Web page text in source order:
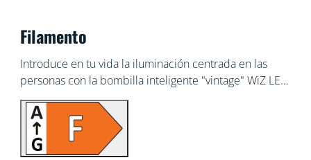
Filamento
Introduce en tu vida la iluminación centrada en las
personas con la bombilla inteligente "vintage" WiZ LED
ST64 Regulable Blancos. Aspecto clásico con
recubrimiento ámbar, perfecta para luminarias
decorativas. Elige entre diferentes tonalidades de luz
blanca cálida y fría para conseguir el mejor ambiente.